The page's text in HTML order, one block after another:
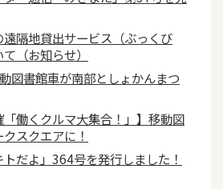
隔地貸出サービス（ぶっくび
（お知らせ）
図書館車が南部としょかんまつ
「働くクルマ大集合！」】移動図
スクエアに！
だよ」364号を発行しました！